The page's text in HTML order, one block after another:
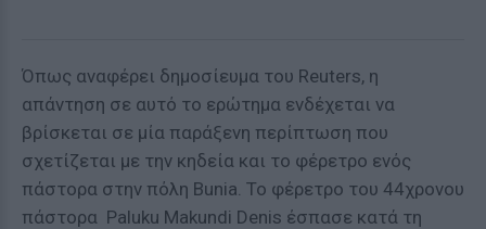
Όπως αναφέρει δημοσίευμα του Reuters, η
απάντηση σε αυτό το ερώτημα ενδέχεται να
βρίσκεται σε μία παράξενη περίπτωση που
σχετίζεται με την κηδεία και το φέρετρο ενός
πάστορα στην πόλη Bunia. Το φέρετρο του 44χρονου
πάστορα Paluku Makundi Denis έσπασε κατά τη